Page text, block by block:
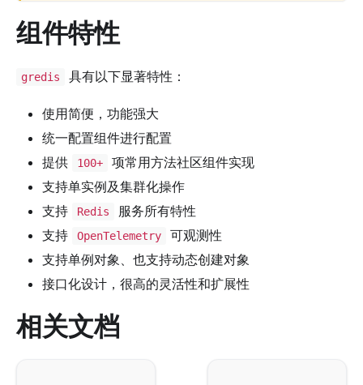
组件特性
gredis 具有以下显著特性：
使用简便，功能强大
统一配置组件进行配置
提供
100+
项常用方法社区组件实现
支持单实例及集群化操作
支持
Redis
服务所有特性
支持
OpenTelemetry
可观测性
支持单例对象、也支持动态创建对象
接口化设计，很高的灵活性和扩展性
相关文档